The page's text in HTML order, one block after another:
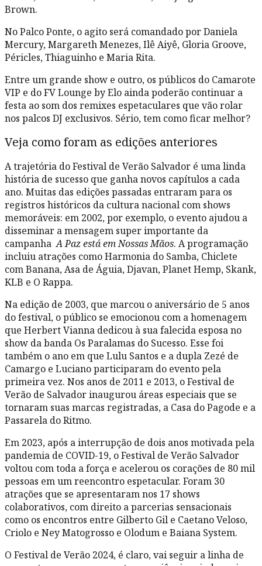
Brown.
No Palco Ponte, o agito será comandado por Daniela
Mercury, Margareth Menezes, Ilê Aiyê, Gloria Groove,
Péricles, Thiaguinho e Maria Rita.
Entre um grande show e outro, os públicos do Camarote
VIP e do FV Lounge by Elo ainda poderão continuar a
festa ao som dos remixes espetaculares que vão rolar
nos palcos DJ exclusivos. Sério, tem como ficar melhor?
Veja como foram as edições anteriores
A trajetória do Festival de Verão Salvador é uma linda
história de sucesso que ganha novos capítulos a cada
ano. Muitas das edições passadas entraram para os
registros históricos da cultura nacional com shows
memoráveis: em 2002, por exemplo, o evento ajudou a
disseminar a mensagem super importante da
campanhaA Paz está em Nossas Mãos. A programação
incluiu atrações como Harmonia do Samba, Chiclete
com Banana, Asa de Águia, Djavan, Planet Hemp, Skank,
KLB e O Rappa.
Na edição de 2003, que marcou o aniversário de 5 anos
do festival, o público se emocionou com a homenagem
que Herbert Vianna dedicou à sua falecida esposa no
show da banda Os Paralamas do Sucesso. Esse foi
também o ano em que Lulu Santos e a dupla Zezé de
Camargo e Luciano participaram do evento pela
primeira vez. Nos anos de 2011 e 2013, o Festival de
Verão de Salvador inaugurou áreas especiais que se
tornaram suas marcas registradas, a Casa do Pagode e a
Passarela do Ritmo.
Em 2023, após a interrupção de dois anos motivada pela
pandemia de COVID-19, o Festival de Verão Salvador
voltou com toda a força e acelerou os corações de 80 mil
pessoas em um reencontro espetacular. Foram 30
atrações que se apresentaram nos 17 shows
colaborativos, com direito a parcerias sensacionais
como os encontros entre Gilberto Gil e Caetano Veloso,
Criolo e Ney Matogrosso e Olodum e Baiana System.
O Festival de Verão 2024, é claro, vai seguir a linha de